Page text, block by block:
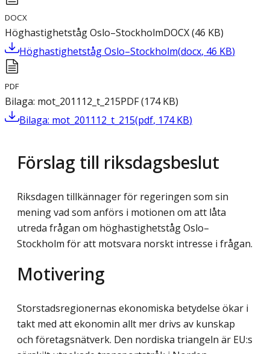
DOCX
Höghastighetståg Oslo–StockholmDOCX(46 KB)
Höghastighetståg Oslo–Stockholm(docx, 46 KB)
PDF
Bilaga: mot_201112_t_215PDF(174 KB)
Bilaga: mot_201112_t_215(pdf, 174 KB)
Förslag till riksdagsbeslut
Riksdagen tillkännager för regeringen som sin
mening vad som anförs i motionen om att låta
utreda frågan om höghastighetståg Oslo–
Stockholm för att motsvara norskt intresse i frågan.
Motivering
Storstadsregionernas ekonomiska betydelse ökar i
takt med att ekonomin allt mer drivs av kunskap
och företagsnätverk. Den nordiska triangeln är EU:s